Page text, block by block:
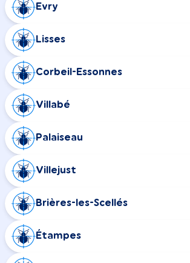
Evry
Lisses
Corbeil-Essonnes
Villabé
Palaiseau
Villejust
Brières-les-Scellés
Étampes